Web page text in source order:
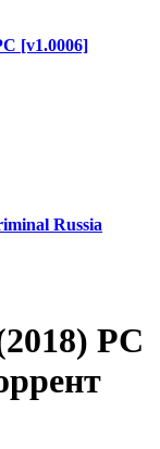
[v1.0006]
Russia
PC